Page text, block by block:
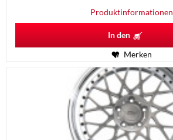
Produktinformationen
In den
Merken